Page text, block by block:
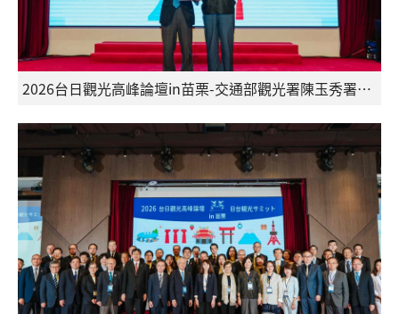
2026台日觀光高峰論壇in苗栗-交通部觀光署陳玉秀署長與日本旅行業協會小谷野悅光副會長交換禮物合影